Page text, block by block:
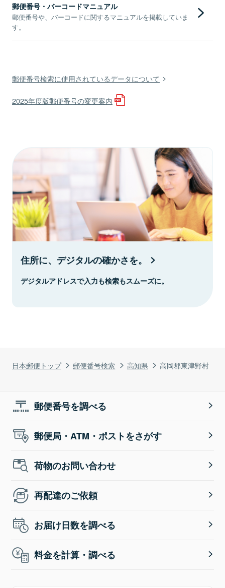
日本郵便トップ 郵便番号検索 高知県 高岡郡東津野村
郵便番号・バーコードマニュアル
郵便番号や、バーコードに関するマニュアルを掲載していま
す。
郵便番号検索に使用されているデータについて
2025年度版郵便番号の変更案内
住所に、デジタルの確かさを。
デジタルアドレスで入力も検索もスムーズに。
郵便番号を調べる
郵便局・ATM・ポストをさがす
荷物のお問い合わせ
再配達のご依頼
お届け日数を調べる
料金を計算・調べる